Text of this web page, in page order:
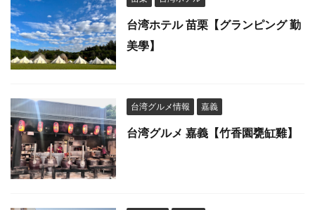
台湾ホテル 苗栗【グランピング 勤
美學】
台湾グルメ情報 嘉義
台湾グルメ 嘉義【竹香園甕缸雞】